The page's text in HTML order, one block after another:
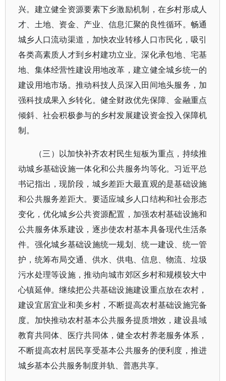
兴。建立健全资源要素下乡激励机制，在乡村形成人
才、土地、资金、产业、信息汇聚的良性循环。畅通
城乡人口流动渠道，加快农业转移人口市民化，吸引
各类高素质人才到乡村建功立业。深化承包地、宅基
地、集体经营性建设用地改革，建立健全城乡统一的
建设用地市场。推动科技人员深入田间地头服务，加
强科技成果入乡转化。健全财政优先保障、金融重点
倾斜、社会积极参与的乡村发展建设资金投入保障机
制。
（三）以加快补齐农村民生短板为重点，持续推
动城乡基础设施一体化和公共服务均等化。习近平总
书记指出，现阶段，城乡差距大最直观的是基础设施
和公共服务差距大。要适应城乡人口结构和社会形态
变化，优化城乡公共资源配置，加强农村基础设施和
公共服务体系建设，逐步使农村基本具备现代生活条
件。强化城乡基础设施统一规划、统一建设、统一管
护，统筹布局交通、供水、供电、信息、物流、垃圾
污水处理等设施，推动向城市郊区乡村和规模较大中
心镇延伸。继续把公共基础设施建设重点放在农村，
建设宜居宜业和美乡村，不断提高农村基础设施完备
度。加快推动农村基本公共服务提质增效，建设县域
教育共同体、医疗共同体，健全农村养老服务体系，
不断提高农村居民享受基本公共服务的便利度，推进
城乡基本公共服务制度并轨、普惠共享。